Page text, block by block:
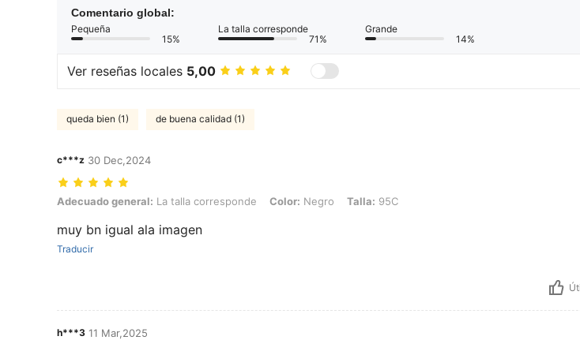
Comentario global:
Pequeña
15%
La talla corresponde
71%
Grande
14%
Ver reseñas locales 5,00
queda bien (1) de buena calidad (1)
c***z 30 Dec,2024
Adecuado general: La talla corresponde, Color: Negro, Talla: 95C
Adecuado general: La talla corresponde Color: Negro Talla: 95C
muy bn igual ala imagen
Traducir
h***3 11 Mar,2025